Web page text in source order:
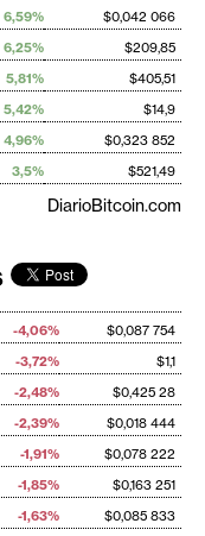
6,59%
$0,042 066
6,25%
$209,85
5,81%
$405,51
5,42%
$14,9
4,96%
$0,323 852
3,5% $521,49
DiarioBitcoin.com
-4,06%
$0,087 754
-3,72%
$1,1
-2,48%
$0,425 28
-2,39%
$0,018 444
-1,91%
$0,078 222
-1,85%
$0,163 251
-1,63%
$0,085 833